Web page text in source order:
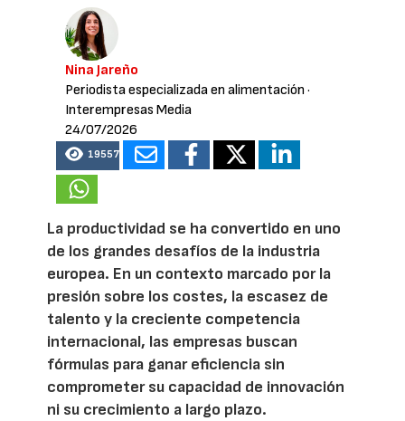
Nina Jareño
Periodista especializada en alimentación ·
Interempresas Media
24/07/2026
19557
La productividad se ha convertido en uno
de los grandes desafíos de la industria
europea. En un contexto marcado por la
presión sobre los costes, la escasez de
talento y la creciente competencia
internacional, las empresas buscan
fórmulas para ganar eficiencia sin
comprometer su capacidad de innovación
ni su crecimiento a largo plazo.